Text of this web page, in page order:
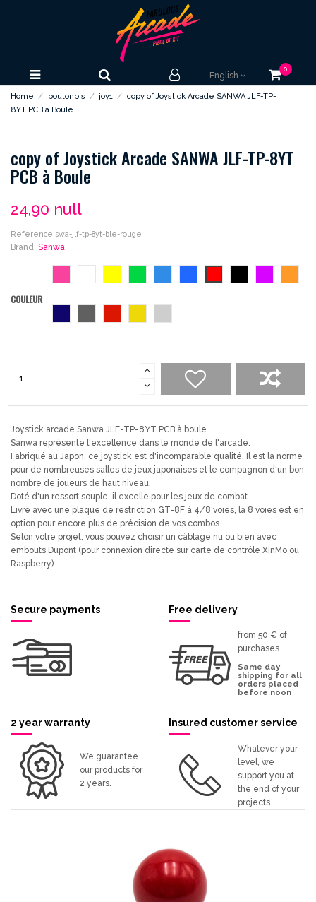
English
0
Home boutonbis joy1
copy of Joystick Arcade SANWA JLF-TP-
8YT PCB à Boule
copy of Joystick Arcade SANWA JLF-TP-8YT
PCB à Boule
24,90 null
Reference swa-jlf-tp-8yt-ble-rouge
Brand: Sanwa
COULEUR
Joystick arcade Sanwa JLF-TP-8YT PCB à boule.
Sanwa représente l'excellence dans le monde de l'arcade.
Fabriqué au Japon, ce joystick est d'incomparable qualité. Il est la norme
pour de nombreuses salles de jeux japonaises et le compagnon d'un bon
nombre de joueurs de haut niveau.
Doté d'un ressort souple, il excelle pour les jeux de combat.
Livré avec une plaque de restriction GT-8F à 4/8 voies, la 8 voies est en
option pour encore plus de précision de vos combos.
Selon votre projet, vous pouvez choisir un câblage nu ou bien avec
embouts Dupont (pour connexion directe sur carte de contrôle XinMo ou
Raspberry).
Secure payments Free delivery
from 50 € of
purchases
Same day
shipping for all
orders placed
before noon
2 year warranty
We guarantee
our products for
2 years.
Insured customer service
Whatever your
level, we
support you at
the end of your
projects